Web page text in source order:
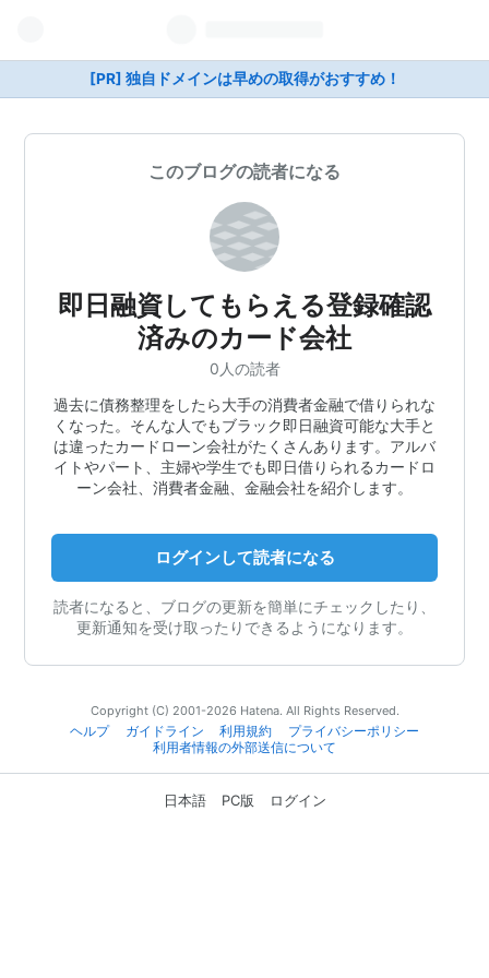
[PR] 独自ドメインは早めの取得がおすすめ！
このブログの読者になる
即日融資してもらえる登録確認
済みのカード会社
0人の読者
過去に債務整理をしたら大手の消費者金融で借りられな
くなった。そんな人でもブラック即日融資可能な大手と
は違ったカードローン会社がたくさんあります。アルバ
イトやパート、主婦や学生でも即日借りられるカードロ
ーン会社、消費者金融、金融会社を紹介します。
ログインして読者になる
読者になると、ブログの更新を簡単にチェックしたり、
更新通知を受け取ったりできるようになります。
Copyright (C) 2001-2026 Hatena. All Rights Reserved.
ヘルプ
ガイドライン 利用規約
プライバシーポリシー
利用者情報の外部送信について
日本語 PC版 ログイン